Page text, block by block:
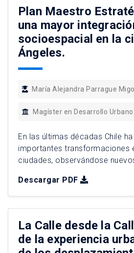
a la ciudad de Antofagasta
estudio […]
Plan Maestro
una mayor
socioespacial en la
Ángeles.
María Alejandra Parrague
Magíster en Desarrollo Urbano
En las últimas décadas Chile
importantes transformaciones
ciudades, observándose
urbano acelerado y
generado cambios en la
asociados a un aumento de la
residencial, fragmentación
desigual de oportunidades
expresiones, […]
Descargar PDF
La Calle desde la
de la experiencia